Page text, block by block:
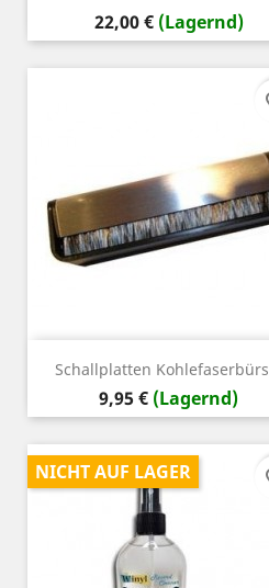
Preis
22,00 € (Lagernd)
Schallplatten
Preis
9,95 € (Lagernd)
NICHT AUF LAGER